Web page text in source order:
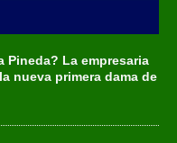
Pineda? La empresaria
nueva primera dama de